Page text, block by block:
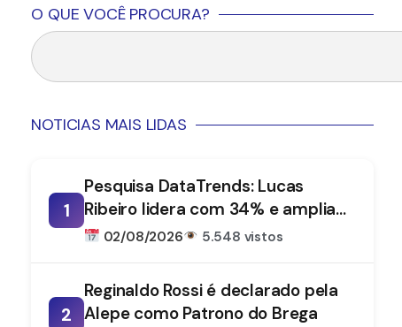
O QUE VOCÊ PROCURA?
NOTICIAS MAIS LIDAS
1
Pesquisa DataTrends: Lucas
Ribeiro lidera com 34% e amplia
vantagem na disputa pelo
02/08/2026 5.548 vistos
2
Reginaldo Rossi é declarado pela
Alepe como Patrono do Brega